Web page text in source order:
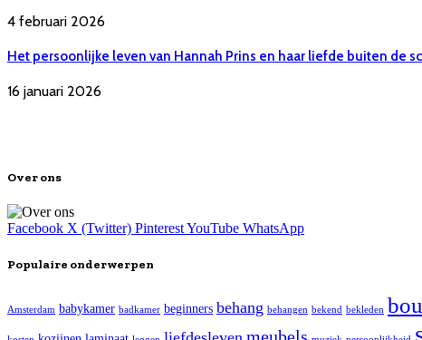
4 februari 2026
Het persoonlijke leven van Hannah Prins en haar liefde buiten de
16 januari 2026
Over ons
Facebook X (Twitter) PinterestYouTube WhatsApp
Populaire onderwerpen
Amsterdam babykamer badkamer beginners behang behangen bekend bekleden